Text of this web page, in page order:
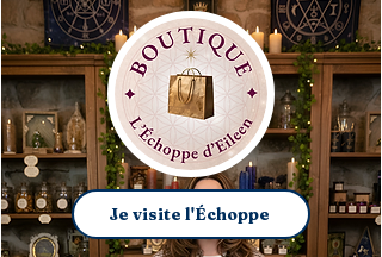
Je visite l'Échoppe